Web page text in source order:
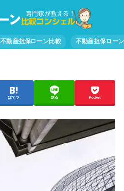
不動産担保ローン比較 不動産担保ロー
はてブ 送る Pocket